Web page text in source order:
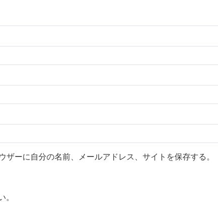
ザーに自分の名前、メールアドレス、サイトを保存する。
。